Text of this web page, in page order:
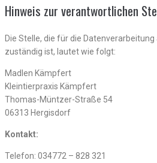
Hinweis zur verantwortlichen
Die Stelle, die für die
zuständig ist, lautet wie folgt:
Madlen Kämpfert
Kleintierpraxis Kämpfert
Thomas-Müntzer-Straße 54
06313 Hergisdorf
Kontakt:
Telefon: 034772 – 828 321